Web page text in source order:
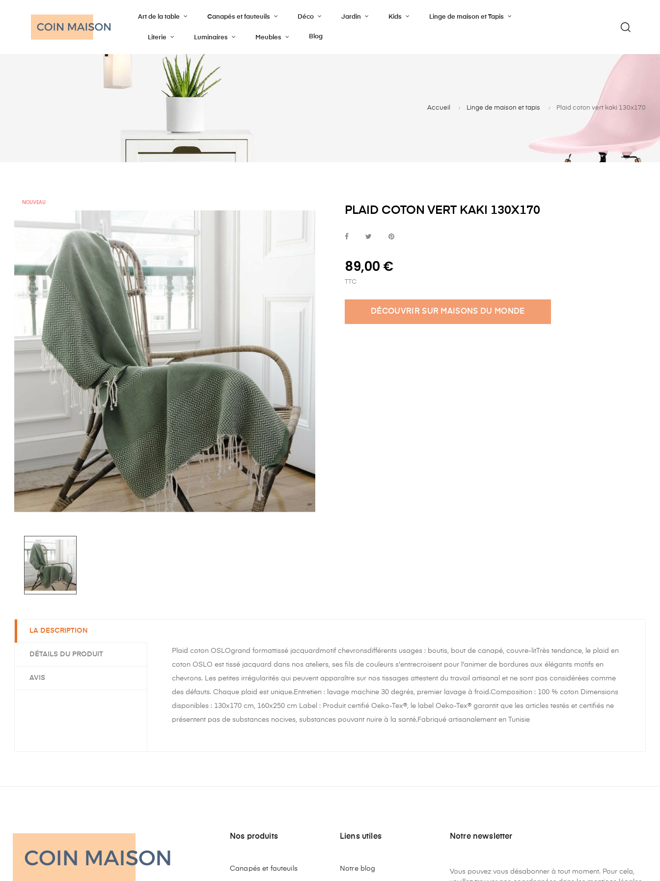
Art de la table Canapés et fauteuils Déco Jardin Kids Linge de maison et Tapis
Literie Luminaires Meubles Blog
Accueil Linge de maison et tapis Plaid coton vert kaki 130x170
NOUVEAU
PLAID COTON VERT KAKI 130X170
89,00 €
TTC
DÉCOUVRIR SUR MAISONS DU MONDE
LA DESCRIPTION
DÉTAILS DU PRODUIT
AVIS
Plaid coton OSLOgrand formattissé jacquardmotif chevronsdifférents usages : boutis, bout de canapé, couvre-litTrès tendance, le plaid en
coton OSLO est tissé jacquard dans nos ateliers, ses fils de couleurs s'entrecroisent pour l'animer de bordures aux élégants motifs en
chevrons. Les petites irrégularités qui peuvent apparaître sur nos tissages attestent du travail artisanal et ne sont pas considérées comme
des défauts. Chaque plaid est unique.Entretien : lavage machine 30 degrés, premier lavage à froid.Composition : 100 % coton Dimensions
disponibles : 130x170 cm, 160x250 cm Label : Produit certifié Oeko-Tex®, le label Oeko-Tex® garantit que les articles testés et certifiés ne
présentent pas de substances nocives, substances pouvant nuire à la santé.Fabriqué artisanalement en Tunisie
Nos produits
Canapés et fauteuils
Liens utiles
Notre blog
Notre newsletter
Vous pouvez vous désabonner à tout moment. Pour cela,